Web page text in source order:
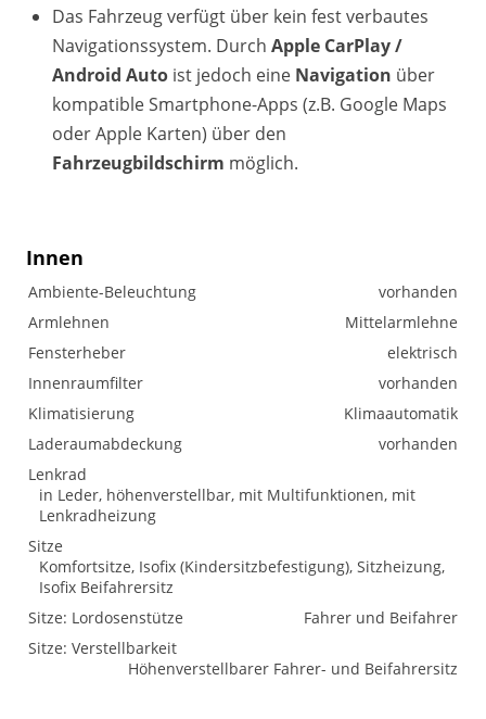
Das Fahrzeug verfügt über kein fest verbautes
Navigationssystem. Durch Apple CarPlay /
Android Auto ist jedoch eine Navigation über
kompatible Smartphone-Apps (z.B. Google Maps
oder Apple Karten) über den
Fahrzeugbildschirm möglich.
Innen
Ambiente-Beleuchtung
vorhanden
Armlehnen
Mittelarmlehne
Fensterheber
elektrisch
Innenraumfilter
vorhanden
Klimatisierung
Klimaautomatik
Laderaumabdeckung
vorhanden
Lenkrad
in Leder, höhenverstellbar, mit Multifunktionen, mit
Lenkradheizung
Sitze
Komfortsitze, Isofix (Kindersitzbefestigung), Sitzheizung,
Isofix Beifahrersitz
Sitze: Lordosenstütze
Fahrer und Beifahrer
Sitze: Verstellbarkeit
Höhenverstellbarer Fahrer- und Beifahrersitz